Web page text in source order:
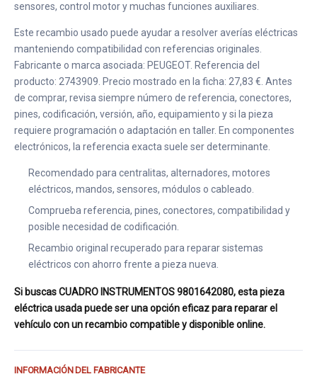
sensores, control motor y muchas funciones auxiliares.
Este recambio usado puede ayudar a resolver averías eléctricas
manteniendo compatibilidad con referencias originales.
Fabricante o marca asociada: PEUGEOT. Referencia del
producto: 2743909. Precio mostrado en la ficha: 27,83 €. Antes
de comprar, revisa siempre número de referencia, conectores,
pines, codificación, versión, año, equipamiento y si la pieza
requiere programación o adaptación en taller. En componentes
electrónicos, la referencia exacta suele ser determinante.
Recomendado para centralitas, alternadores, motores
eléctricos, mandos, sensores, módulos o cableado.
Comprueba referencia, pines, conectores, compatibilidad y
posible necesidad de codificación.
Recambio original recuperado para reparar sistemas
eléctricos con ahorro frente a pieza nueva.
Si buscas CUADRO INSTRUMENTOS 9801642080, esta pieza
eléctrica usada puede ser una opción eficaz para reparar el
vehículo con un recambio compatible y disponible online.
INFORMACIÓN DEL FABRICANTE